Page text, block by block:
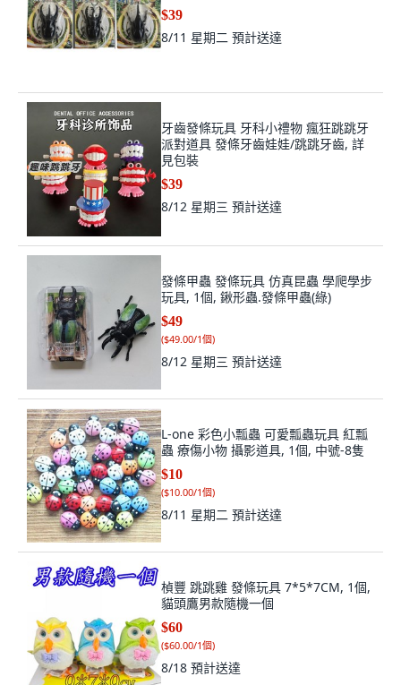
$39
8/11 星期二 預計送達
牙齒發條玩具 牙科小禮物 瘋狂跳跳牙
派對道具 發條牙齒娃娃/跳跳牙齒, 詳
見包裝
$39
8/12 星期三 預計送達
發條甲蟲 發條玩具 仿真昆蟲 學爬學步
玩具, 1個, 鍬形蟲.發條甲蟲(綠)
$49
($49.00/1個)
8/12 星期三 預計送達
L-one 彩色小瓢蟲 可愛瓢蟲玩具 紅瓢
蟲 療傷小物 攝影道具, 1個, 中號-8隻
$10
($10.00/1個)
8/11 星期二 預計送達
楨豐 跳跳雞 發條玩具 7*5*7CM, 1個,
貓頭鷹男款隨機一個
$60
($60.00/1個)
8/18 預計送達